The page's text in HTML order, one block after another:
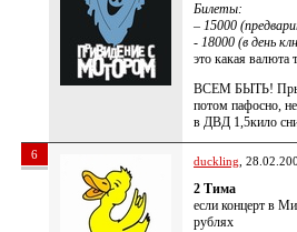
Билеты:
– 15000
- 18000 (в день
это какая валюта
ВСЕМ БЫТЬ!
потом пафосно,
в ДВД 1,5кило
6 duckling ,
2 Тима
если концерт в
рублях